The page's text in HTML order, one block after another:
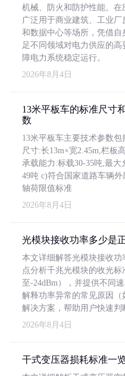
机械、防火和防护性能。在
广泛用于商业建筑、工业厂
和数据中心等场所，凭借自
足不同领域对电力供应的高
障电力系统稳定运行。
2026年8月4日
13米平板车的标准尺寸
数
13米平板车主要技术参数包
尺寸:长13m×宽2.45m,栏板
承载能力:标载30-35吨,最大
49吨 c)符合国家道路车辆外
轴荷限值标准
2026年8月4日
光模块接收功率多少是
本文详细解答光模块接收
点分析千兆光模块的收光标
至-24dBm），并提供不同
解释功率异常的常见原因（
解决方案，帮助用户快速判
2026年8月4日
干式变压器损耗标准一